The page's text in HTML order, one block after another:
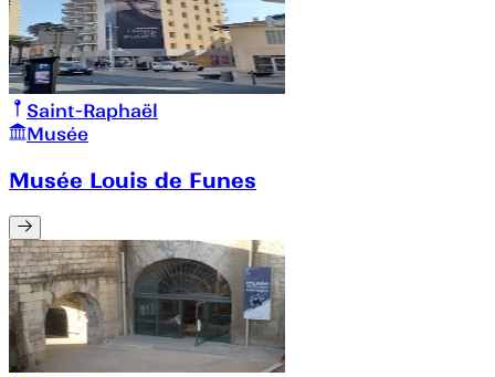
Saint-Raphaël
Musée
Musée Louis de Funes